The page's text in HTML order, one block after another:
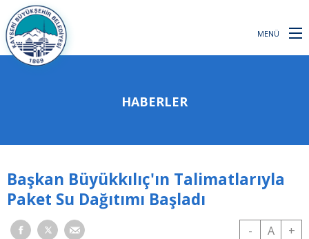
MENÜ
HABERLER
Başkan Büyükkılıç'ın Talimatlarıyla
Paket Su Dağıtımı Başladı
- A +